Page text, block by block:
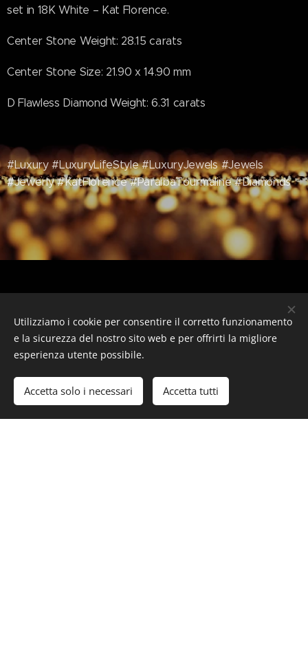
set in 18K White – Kat Florence.
Center Stone Weight: 28.15 carats
Center Stone Size: 21.90 x 14.90 mm
D Flawless Diamond Weight: 6.31 carats
#Luxury #LuxuryLifeStyle #LuxuryJewels #Jewels
#Jewerly #KatFlorence #ParaibaTourmaline #Diamonds
Utilizziamo i cookie per consentire il corretto funzionamento
e la sicurezza del nostro sito web e per offrirti la migliore
esperienza utente possibile.
Accetta solo i necessari Accetta tutti